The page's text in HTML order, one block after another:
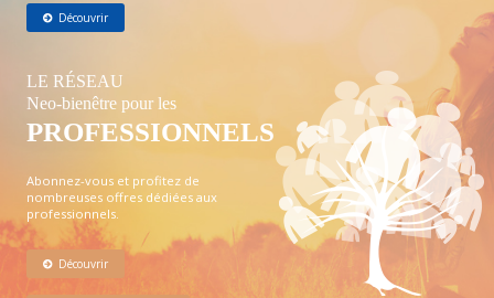
Découvrir
LE RÉSEAU
Neo-bienêtre pour les
PROFESSIONNELS
Abonnez-vous et profitez de
nombreuses offres dédiées aux
professionnels.
Découvrir